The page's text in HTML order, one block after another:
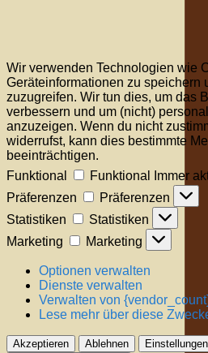
Wir verwenden Technologien wie
Geräteinformationen zu speichern
zuzugreifen. Wir tun dies, um das
verbessern und um (nicht)
anzuzeigen. Wenn du nicht
widerrufst, kann dies bestimmte
beeinträchtigen.
Funktional
Funktional
Immer
Präferenzen
Präferenzen
Statistiken
Statistiken
Marketing
Marketing
Optionen verwalten
Dienste verwalten
Verwalten von
Lese mehr über diese
Akzeptieren Ablehnen